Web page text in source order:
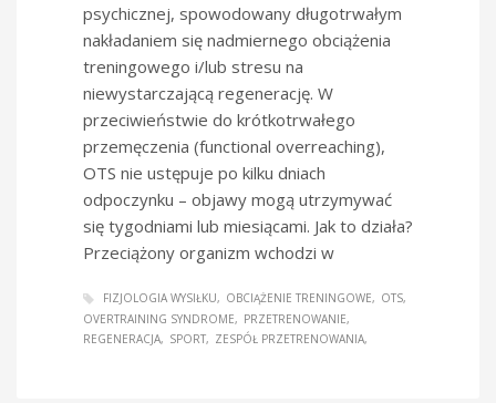
psychicznej, spowodowany długotrwałym
nakładaniem się nadmiernego obciążenia
treningowego i/lub stresu na
niewystarczającą regenerację. W
przeciwieństwie do krótkotrwałego
przemęczenia (functional overreaching),
OTS nie ustępuje po kilku dniach
odpoczynku – objawy mogą utrzymywać
się tygodniami lub miesiącami. Jak to działa?
Przeciążony organizm wchodzi w
FIZJOLOGIA WYSIŁKU OBCIĄŻENIE TRENINGOWE
OTS
OVERTRAINING SYNDROME
PRZETRENOWANIE
REGENERACJA
SPORT ZESPÓŁ PRZETRENOWANIA